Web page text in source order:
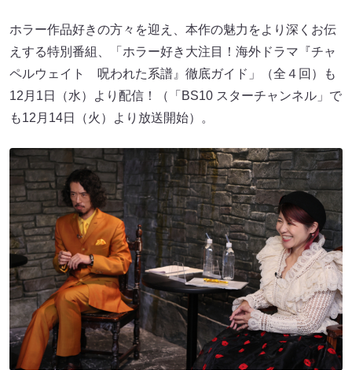
ホラー作品好きの方々を迎え、本作の魅力をより深くお伝
えする特別番組、「ホラー好き大注目！海外ドラマ『チャ
ペルウェイト 呪われた系譜』徹底ガイド」（全４回）も
12月1日（水）より配信！（「BS10 スターチャンネル」で
も12月14日（火）より放送開始）。